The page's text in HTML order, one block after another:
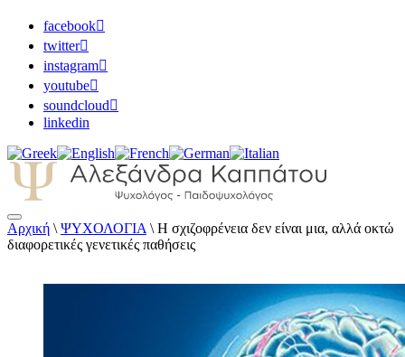
facebook
twitter
instagram
youtube
soundcloud
linkedin
Αλεξάνδρα Καππάτου Ψυχολόγος –
Παιδοψυχολόγος
Αρχική \ ΨΥΧΟΛΟΓΙΑ \ Η σχιζοφρένεια δεν είναι μια, αλλά οκτώ
διαφορετικές γενετικές παθήσεις